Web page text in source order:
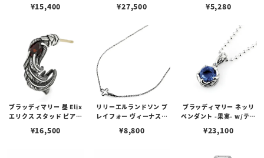
ブスタークラスプ＆LTロ
¥15,400 ¥27,500 ¥5,280
ブラッディマリー 昼 Elix
エリクス スタッド ピアス
¥16,500
リリーエルランドソン プ
レイフォー ヴィーナスチ
¥8,800
ブラッディマリー ネッリ
ペンダント -果実- w/ティ
¥23,100